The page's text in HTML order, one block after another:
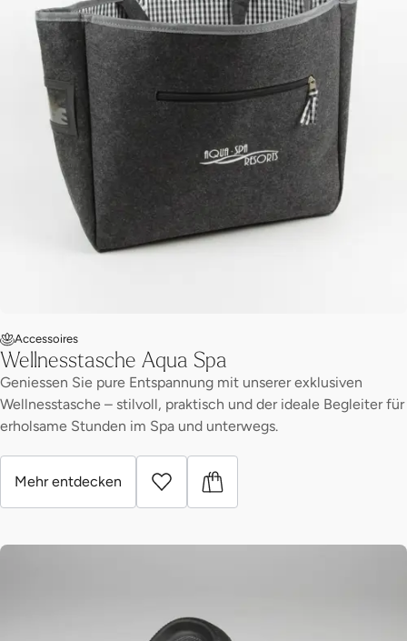
Accessoires
Wellnesstasche Aqua Spa
Geniessen Sie pure Entspannung mit unserer exklusiven
Wellnesstasche – stilvoll, praktisch und der ideale Begleiter für
erholsame Stunden im Spa und unterwegs.
Mehr entdecken